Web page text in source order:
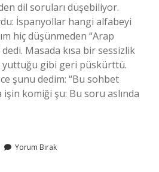
dil soruları düşebiliyor.
İspanyollar hangi alfabeyi
hiç düşünmeden “Arap
Masada kısa bir sessizlik
yuttuğu gibi geri püskürttü.
şunu dedim: “Bu sohbet
işin komiği şu: Bu soru aslında
Yorum Bırak